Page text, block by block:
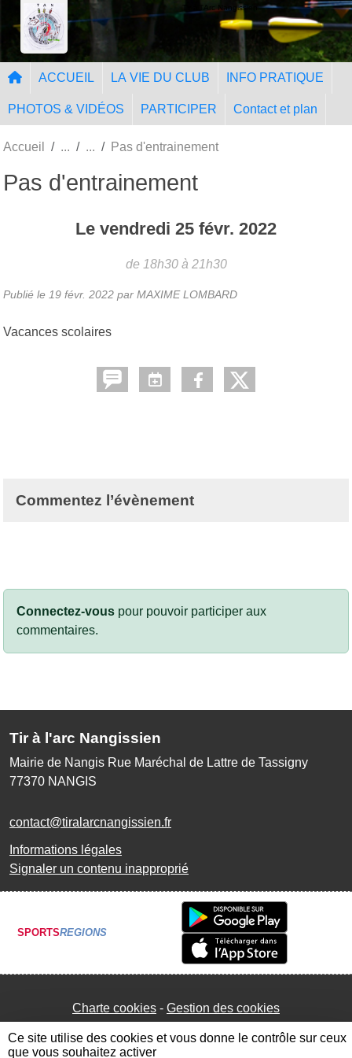
Tir à l'Arc Nangissien
ACCUEIL LA VIE DU CLUB INFO PRATIQUE
PHOTOS & VIDÉOS PARTICIPER Contact et plan
Accueil Pas d'entrainement
Pas d'entrainement
Le vendredi 25 févr. 2022
de 18h30 à 21h30
Publié le 19 févr. 2022 par MAXIME LOMBARD
Vacances scolaires
Commentez l’évènement
Connectez-vous pour pouvoir participer aux
commentaires.
Tir à l'arc Nangissien
Mairie de Nangis Rue Maréchal de Lattre de Tassigny
77370 NANGIS
contact@tiralarcnangissien.fr
Informations légales
Signaler un contenu inapproprié
SPORTSREGIONS
Charte cookies Gestion des cookies
Panneau de gestion des cookies
Ce site utilise des cookies et vous donne le contrôle sur ceux
que vous souhaitez activer